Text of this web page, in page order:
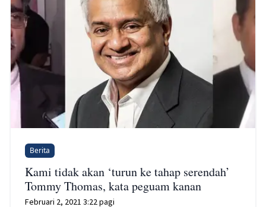
Berita
Kami tidak akan ‘turun ke tahap serendah’
Tommy Thomas, kata peguam kanan
Februari 2, 2021 3:22 pagi